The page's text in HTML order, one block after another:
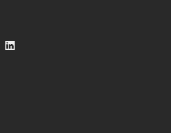
Instagram
auf TikTok
Sparkasse auf LinkedIn